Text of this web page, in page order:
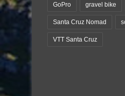
GoPro gravel bike
Santa Cruz Nomad
VTT Santa Cruz